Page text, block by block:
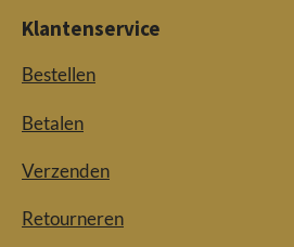
Klantenservice
Bestellen
Betalen
Verzenden
Retourneren